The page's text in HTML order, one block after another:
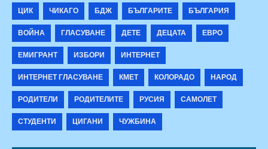
ЦИК
ЧИКАГО БДЖ БЪЛГАРИТЕ
БЪЛГАРИЯ
ВОЙНА
ГЛАСУВАНЕ ДЕТЕ ДЕЦАТА
ЕВРО
ЕМИГРАНТ
ИЗБОРИ
ИНТЕРНЕТ
ИНТЕРНЕТ ГЛАСУВАНЕ
КМЕТ КОЛОРАДО
НАРОД
РОДИТЕЛИ
РОДИТЕЛИТЕ РУСИЯ
САМОЛЕТ
СТУДЕНТИ
ЦИГАНИ ЧУЖБИНА